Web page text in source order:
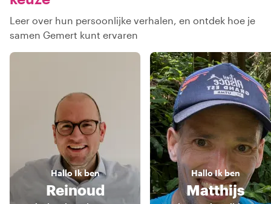
Leer over hun persoonlijke verhalen, en ontdek hoe je
samen Gemert kunt ervaren
HalloIk ben
Reinoud
HalloIk ben
Matthijs